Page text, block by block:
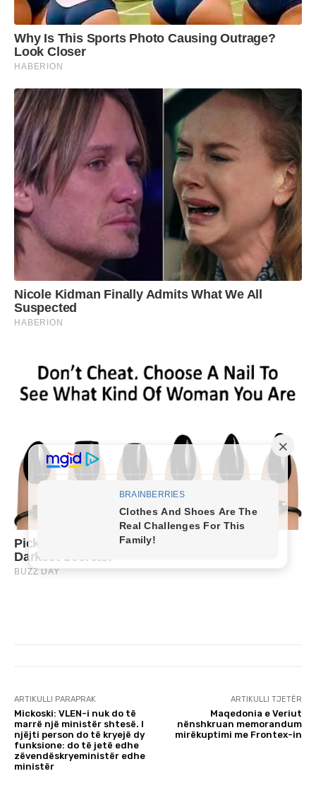
ARTIKULLI PARAPRAK
Mickoski: VLEN-i nuk do të
marrë një ministër shtesë. I
njëjti person do të kryejë dy
funksione: do të jetë edhe
zëvendëskryeministër edhe
ministër
ARTIKULLI TJETËR
Maqedonia e Veriut
nënshkruan memorandum
mirëkuptimi me Frontex-in